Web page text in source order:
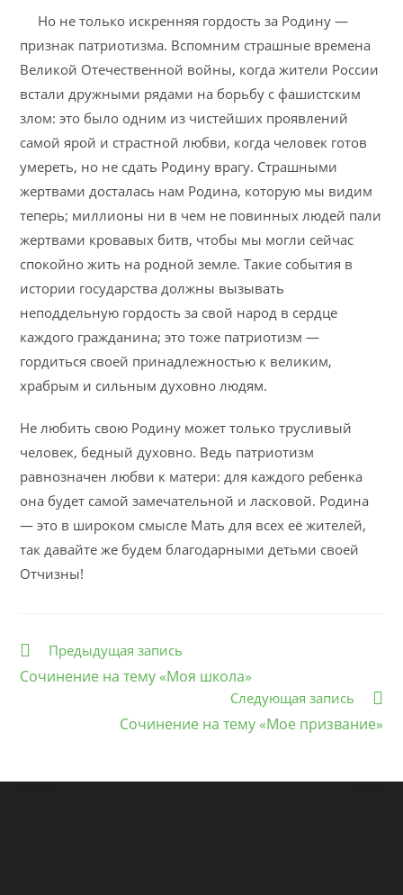
Но не только искренняя гордость за Родину —
признак патриотизма. Вспомним страшные времена
Великой Отечественной войны, когда жители России
встали дружными рядами на борьбу с фашистским
злом: это было одним из чистейших проявлений
самой ярой и страстной любви, когда человек готов
умереть, но не сдать Родину врагу. Страшными
жертвами досталась нам Родина, которую мы видим
теперь; миллионы ни в чем не повинных людей пали
жертвами кровавых битв, чтобы мы могли сейчас
спокойно жить на родной земле. Такие события в
истории государства должны вызывать
неподдельную гордость за свой народ в сердце
каждого гражданина; это тоже патриотизм —
гордиться своей принадлежностью к великим,
храбрым и сильным духовно людям.
Не любить свою Родину может только трусливый
человек, бедный духовно. Ведь патриотизм
равнозначен любви к матери: для каждого ребенка
она будет самой замечательной и ласковой. Родина
— это в широком смысле Мать для всех её жителей,
так давайте же будем благодарными детьми своей
Отчизны!
Еще
Предыдущая запись
Сочинение на тему «Моя школа»
Следующая запись
Сочинение на тему «Мое призвание»